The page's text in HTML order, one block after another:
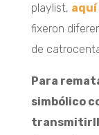
playlist, aquí
fixeron
de
Para
simbólico